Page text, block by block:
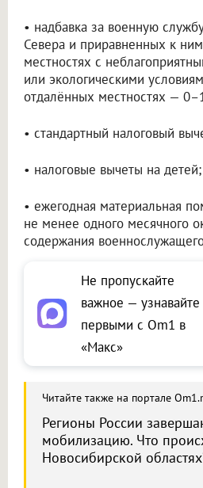
• надбавка за военную
Севера и приравненных к
местностях с
или экологическими
отдалённых местностях —
• стандартный налоговый
• налоговые вычеты на детей;
• ежегодная материальная
не менее одного месячного
содержания
Не пропускайте
важное — узнавайте
первыми с Om1 в
«Макс»
Читайте также на портале
Регионы России
мобилизацию. Что
Новосибирской